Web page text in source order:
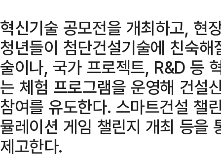
혁신기술 공모전을 개최하고, 현
청년들이 첨단건설기술에 친숙
술이나, 국가 프로젝트, R&D 등
는 체험 프로그램을 운영해 건설
참여를 유도한다. 스마트건설 챌
뮬레이션 게임 챌린지 개최 등을
제고한다.